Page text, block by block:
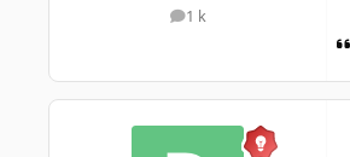
1 k
messages